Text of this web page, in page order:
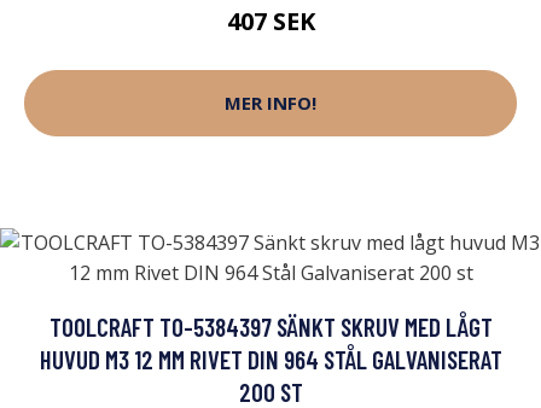
407 SEK
MER INFO!
TOOLCRAFT TO-5384397 SÄNKT SKRUV MED LÅGT
HUVUD M3 12 MM RIVET DIN 964 STÅL GALVANISERAT
200 ST